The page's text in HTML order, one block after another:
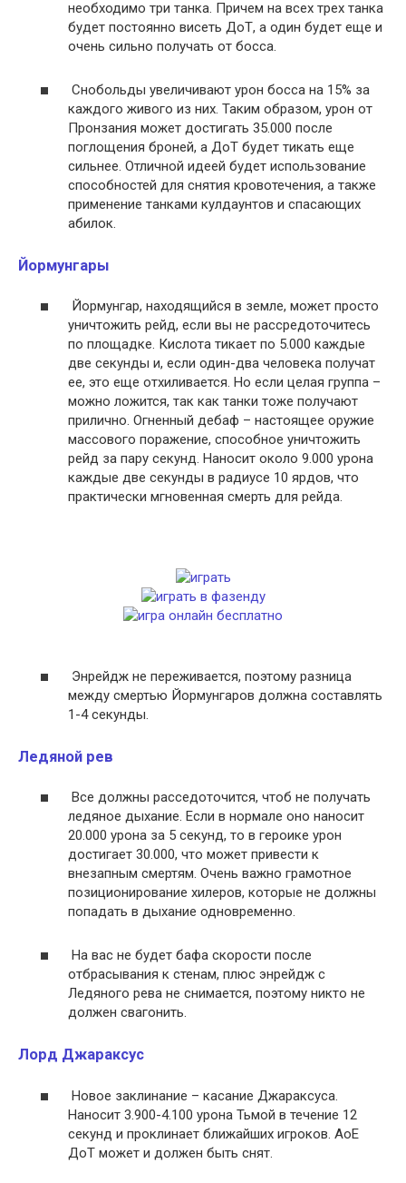
необходимо три танка. Причем на всех трех танка
будет постоянно висеть ДоТ, а один будет еще и
очень сильно получать от босса.
Снобольды увеличивают урон босса на 15% за
каждого живого из них. Таким образом, урон от
Пронзания может достигать 35.000 после
поглощения броней, а ДоТ будет тикать еще
сильнее. Отличной идеей будет использование
способностей для снятия кровотечения, а также
применение танками кулдаунтов и спасающих
абилок.
Йормунгары
Йормунгар, находящийся в земле, может просто
уничтожить рейд, если вы не рассредоточитесь
по площадке. Кислота тикает по 5.000 каждые
две секунды и, если один-два человека получат
ее, это еще отхиливается. Но если целая группа –
можно ложится, так как танки тоже получают
прилично. Огненный дебаф – настоящее оружие
массового поражение, способное уничтожить
рейд за пару секунд. Наносит около 9.000 урона
каждые две секунды в радиусе 10 ярдов, что
практически мгновенная смерть для рейда.
Энрейдж не переживается, поэтому разница
между смертью Йормунгаров должна составлять
1-4 секунды.
Ледяной рев
Все должны расседоточится, чтоб не получать
ледяное дыхание. Если в нормале оно наносит
20.000 урона за 5 секунд, то в героике урон
достигает 30.000, что может привести к
внезапным смертям. Очень важно грамотное
позиционирование хилеров, которые не должны
попадать в дыхание одновременно.
На вас не будет бафа скорости после
отбрасывания к стенам, плюс энрейдж с
Ледяного рева не снимается, поэтому никто не
должен свагонить.
Лорд Джараксус
Новое заклинание – касание Джараксуса.
Наносит 3.900-4.100 урона Тьмой в течение 12
секунд и проклинает ближайших игроков. АоЕ
ДоТ может и должен быть снят.